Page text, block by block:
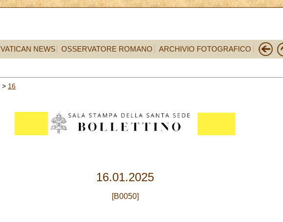
VATICAN NEWS OSSERVATORE ROMANO ARCHIVIO FOTOGRAFICO
> 16
16.01.2025
[B0050]